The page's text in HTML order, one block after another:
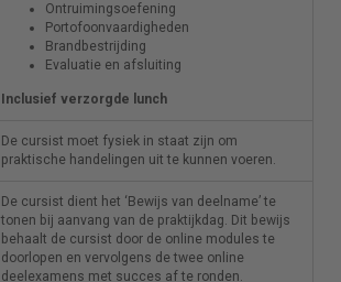
Ontruimingsoefening
Portofoonvaardigheden
Brandbestrijding
Evaluatie en afsluiting
Inclusief verzorgde lunch
De cursist moet fysiek in staat zijn om
praktische handelingen uit te kunnen voeren.
De cursist dient het ‘Bewijs van deelname’ te
tonen bij aanvang van de praktijkdag. Dit bewijs
behaalt de cursist door de online modules te
doorlopen en vervolgens de twee online
deelexamens met succes af te ronden.
Ontruimingsoefening
Portofoonvaardigheden
Brandbestrijding
Evaluatie en afsluiting
Inclusief verzorgde lunch
De cursist moet fysiek in staat zijn om
praktische handelingen uit te kunnen voeren.
De cursist dient het ‘Bewijs van deelname’ te
tonen bij aanvang van de praktijkdag. Dit bewijs
behaalt de cursist door de online modules te
doorlopen en vervolgens de twee online
deelexamens met succes af te ronden.